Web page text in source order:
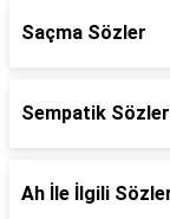
Saçma Sözler
Sempatik Sözler
Ah İle İlgili